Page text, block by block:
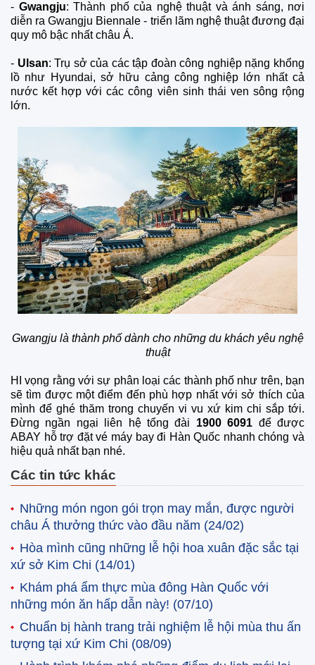
- Gwangju: Thành phố của nghệ thuật và ánh sáng, nơi
diễn ra Gwangju Biennale - triển lãm nghệ thuật đương đại
quy mô bậc nhất châu Á.
- Ulsan: Trụ sở của các tập đoàn công nghiệp nặng khổng
lồ như Hyundai, sở hữu cảng công nghiệp lớn nhất cả
nước kết hợp với các công viên sinh thái ven sông rộng
lớn.
Gwangju là thành phố dành cho những du khách yêu nghệ
thuật
HI vọng rằng với sự phân loại các thành phố như trên, bạn
sẽ tìm được một điểm đến phù hợp nhất với sở thích của
mình để ghé thăm trong chuyến vi vu xứ kim chi sắp tới.
Đừng ngần ngại liên hệ tổng đài 1900 6091 để được
ABAY hỗ trợ đặt vé máy bay đi Hàn Quốc nhanh chóng và
hiệu quả nhất bạn nhé.
Các tin tức khác
Những món ngon gói trọn may mắn, được người
châu Á thưởng thức vào đầu năm (24/02)
Hòa mình cũng những lễ hội hoa xuân đặc sắc tại
xứ sở Kim Chi (14/01)
Khám phá ẩm thực mùa đông Hàn Quốc với
những món ăn hấp dẫn này! (07/10)
Chuẩn bị hành trang trải nghiệm lễ hội mùa thu ấn
tượng tại xứ Kim Chi (08/09)